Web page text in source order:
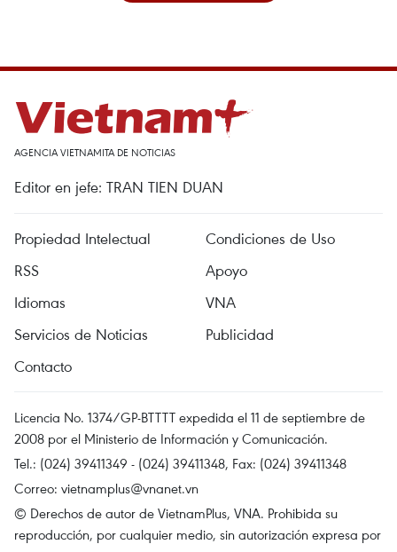
AGENCIA VIETNAMITA DE NOTICIAS
Editor en jefe: TRAN TIEN DUAN
Propiedad Intelectual
Condiciones de Uso
RSS
Apoyo
Idiomas
VNA
Servicios de Noticias
Publicidad
Contacto
Licencia No. 1374/GP-BTTTT expedida el 11 de septiembre de
2008 por el Ministerio de Información y Comunicación.
Tel.: (024) 39411349 - (024) 39411348, Fax: (024) 39411348
Correo: vietnamplus@vnanet.vn
© Derechos de autor de VietnamPlus, VNA. Prohibida su
reproducción, por cualquier medio, sin autorización expresa por